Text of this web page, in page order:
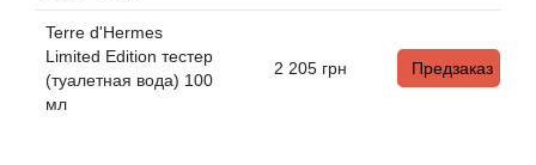
Terre d'Hermes
Limited Edition тестер
(туалетная вода) 100
мл
2 205 грн Предзаказ
Alexandre Barthet
Alexandre J